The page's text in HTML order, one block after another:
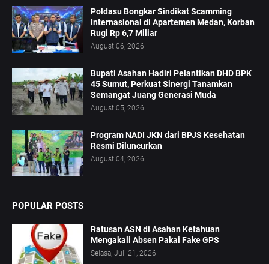
Poldasu Bongkar Sindikat Scamming
Internasional di Apartemen Medan, Korban
Rugi Rp 6,7 Miliar
August 06, 2026
Bupati Asahan Hadiri Pelantikan DHD BPK
45 Sumut, Perkuat Sinergi Tanamkan
Semangat Juang Generasi Muda
August 05, 2026
Program NADI JKN dari BPJS Kesehatan
Resmi Diluncurkan
August 04, 2026
POPULAR POSTS
Ratusan ASN di Asahan Ketahuan
Mengakali Absen Pakai Fake GPS
Selasa, Juli 21, 2026